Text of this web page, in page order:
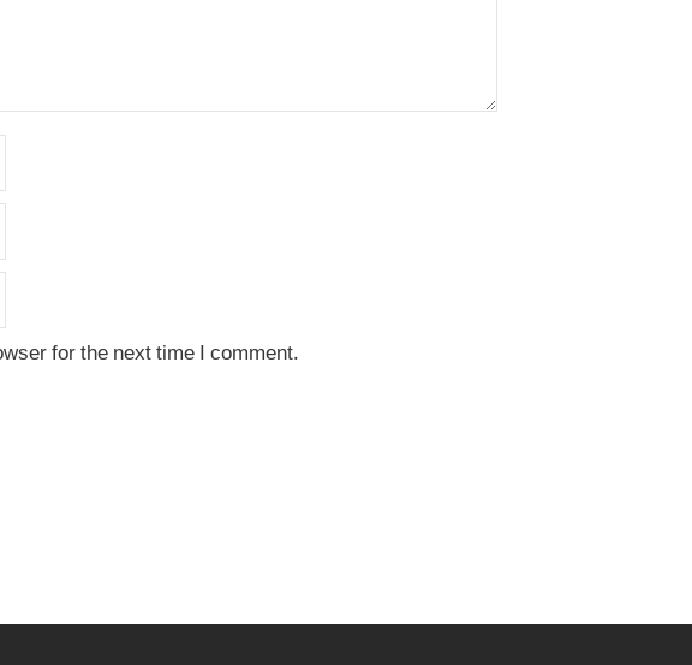
for the next time I comment.